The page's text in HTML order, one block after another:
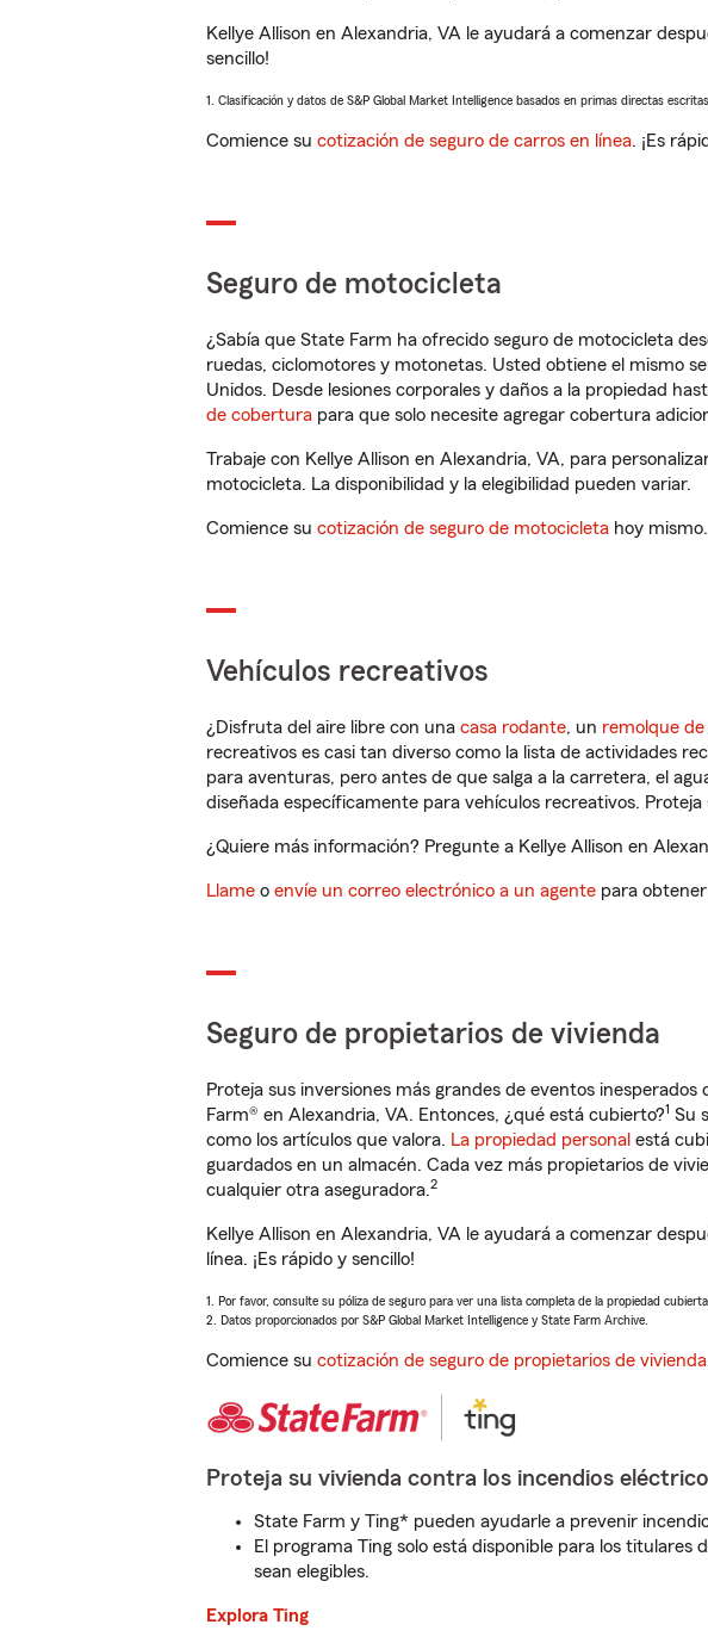
Kellye Allison en Alexandria, VA le ayudará a comenzar
sencillo!
1. Clasificación y datos de S&P Global Market Intelligence basados en primas directas
Comience su cotización de seguro de carros en línea. ¡Es
Seguro de motocicleta
¿Sabía que State Farm ha ofrecido seguro de motocicleta
ruedas, ciclomotores y motonetas. Usted obtiene el mismo
Unidos. Desde lesiones corporales y daños a la propiedad
de cobertura para que solo necesite agregar cobertura
Trabaje con Kellye Allison en Alexandria, VA, para
motocicleta. La disponibilidad y la elegibilidad pueden variar.
Comience su cotización de seguro de motocicleta hoy mismo.
Vehículos recreativos
¿Disfruta del aire libre con una casa rodante, un remolque
recreativos es casi tan diverso como la lista de actividades
para aventuras, pero antes de que salga a la carretera, el
diseñada específicamente para vehículos recreativos.
¿Quiere más información? Pregunte a Kellye Allison en
Llame o envíe un correo electrónico a un agente para
Seguro de propietarios de vivienda
Proteja sus inversiones más grandes de eventos inesperados
Farm® en Alexandria, VA. Entonces, ¿qué está cubierto?1 Su
como los artículos que valora. La propiedad personal está
guardados en un almacén. Cada vez más propietarios de
cualquier otra aseguradora.2
Kellye Allison en Alexandria, VA le ayudará a comenzar
línea. ¡Es rápido y sencillo!
1. Por favor, consulte su póliza de seguro para ver una lista completa de la propiedad
2. Datos proporcionados por S&P Global Market Intelligence y State Farm Archive.
Comience su cotización de seguro de propietarios de vivienda
Proteja su vivienda contra los incendios
State Farm y Ting* pueden ayudarle a prevenir
El programa Ting solo está disponible para los
sean elegibles.
Explora Ting